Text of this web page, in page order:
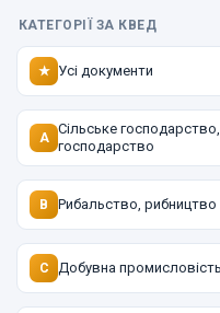
КАТЕГОРІЇ ЗА КВЕД
★ Усі документи
A
Сільське
господарство
B Рибальство, рибництво
C Добувна промисловість